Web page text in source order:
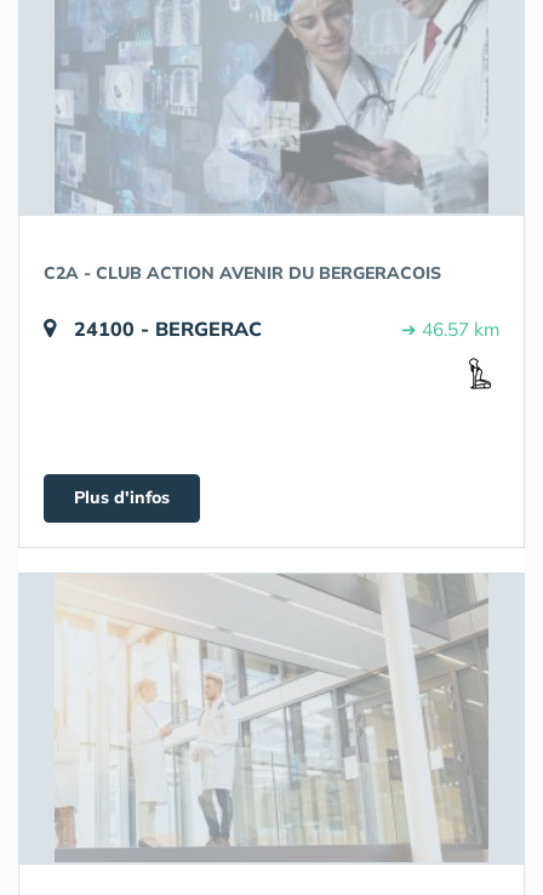
C2A - CLUB ACTION AVENIR DU BERGERACOIS
24100 - BERGERAC ➔ 46.57 km
Plus d'infos